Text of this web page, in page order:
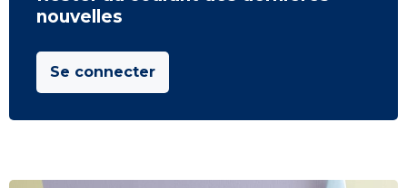
nouvelles
Se connecter